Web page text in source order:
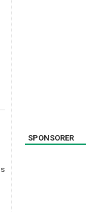
SPONSORER